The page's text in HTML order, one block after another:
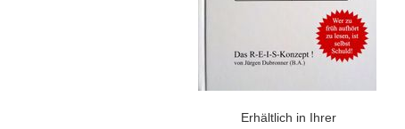
Erhältlich in Ihrer